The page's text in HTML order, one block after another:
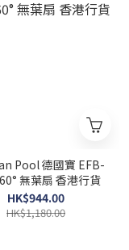
Pool 德國寶 EFB-
無葉扇 香港行貨
HK$944.00
HK$1,180.00